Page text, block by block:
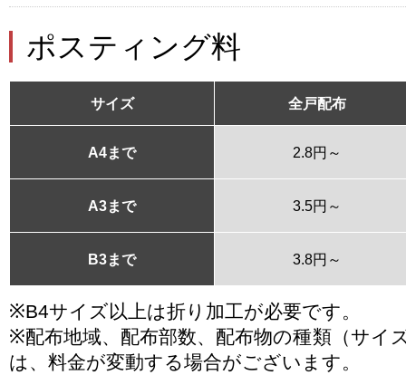
ポスティング料
サイズ 全戸配布
A4まで 2.8円～
A3まで 3.5円～
B3まで 3.8円～
※B4サイズ以上は折り加工が必要です。
※配布地域、配布部数、配布物の種類（サイ
は、料金が変動する場合がございます。